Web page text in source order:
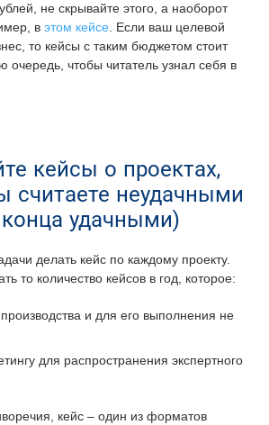
не скрывайте этого, а наоборот
в этом кейсе . Если ваш целевой
то кейсы с таким бюджетом стоит
очередь, чтобы читатель узнал себя в
кейсы о проектах,
считаете неудачными
удачными)
делать кейс по каждому проекту.
то количество кейсов в год, которое:
и для его выполнения не
для распространения экспертного
кейс – один из форматов